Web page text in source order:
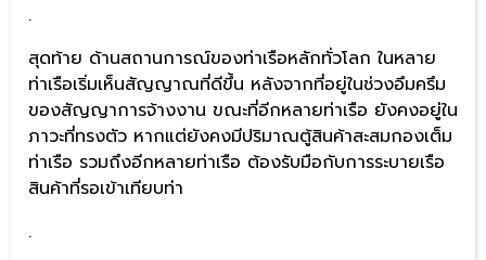
.
สุดท้าย ด้านสถานการณ์ของท่าเรือหลักทั่วโลก ในหลาย
ท่าเรือเริ่มเห็นสัญญาณที่ดีขึ้น หลังจากที่อยู่ในช่วงอึมครึม
ของสัญญาการจ้างงาน ขณะที่อีกหลายท่าเรือ ยังคงอยู่ใน
ภาวะที่ทรงตัว หากแต่ยังคงมีปริมาณตู้สินค้าสะสมกองเต็ม
ท่าเรือ รวมถึงอีกหลายท่าเรือ ต้องรับมือกับการระบายเรือ
สินค้าที่รอเข้าเทียบท่า
.